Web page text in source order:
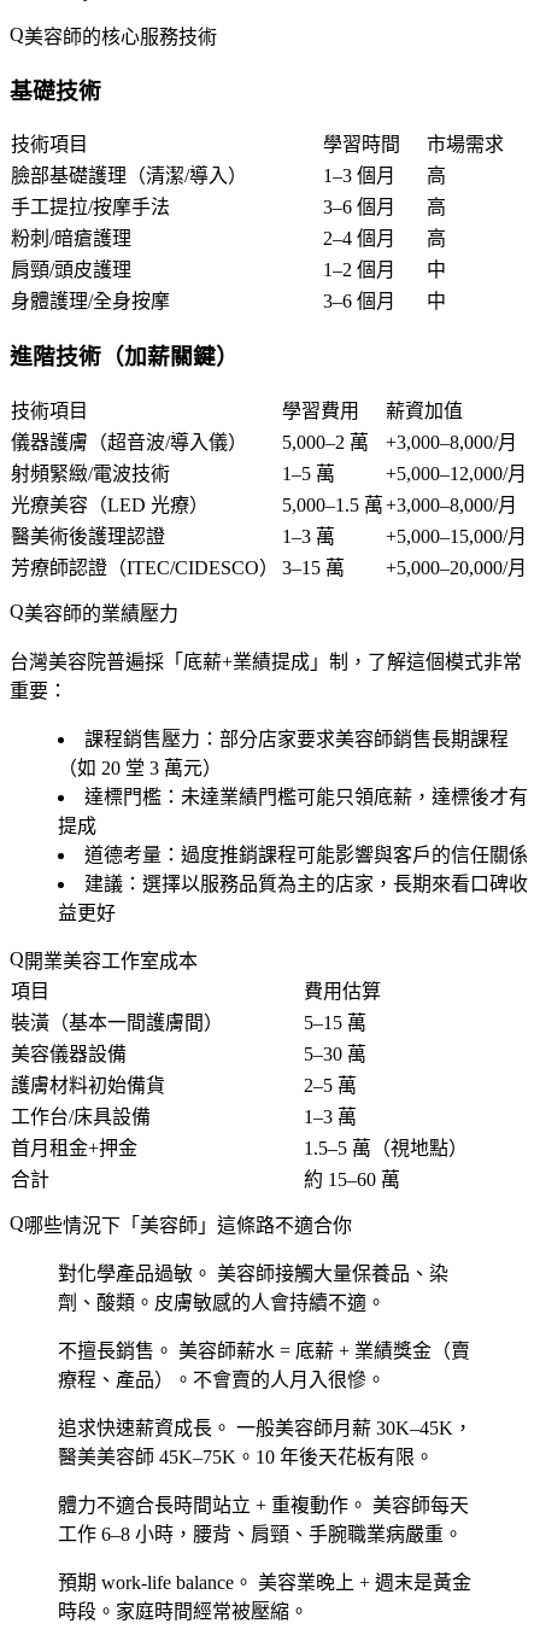
美容師的核心服務技術
基礎技術
技術項目 學習時間
市場需求
臉部基礎護理（清潔/導入）
1–3 個月
高
手工提拉/按摩手法
3–6 個月
高
粉刺/暗瘡護理
2–4 個月
高
肩頸/頭皮護理
1–2 個月
中
身體護理/全身按摩
3–6 個月 中
進階技術（加薪關鍵）
技術項目 學習費用
薪資加值
儀器護膚（超音波/導入儀）
5,000–2 萬
+3,000–8,000/月
射頻緊緻/電波技術
1–5 萬
+5,000–12,000/月
光療美容（LED 光療）
5,000–1.5 萬+3,000–8,000/月
醫美術後護理認證
1–3 萬
+5,000–15,000/月
芳療師認證（ITEC/CIDESCO）
3–15 萬 +5,000–20,000/月
美容師的業績壓力
台灣美容院普遍採「底薪+業績提成」制，了解這個模式非常
重要：
課程銷售壓力 ：部分店家要求美容師銷售長期課程
（如 20 堂 3 萬元）
達標門檻 ：未達業績門檻可能只領底薪，達標後才有
提成
道德考量 ：過度推銷課程可能影響與客戶的信任關係
建議 ：選擇以服務品質為主的店家，長期來看口碑收
益更好
開業美容工作室成本
項目
費用估算
裝潢（基本一間護膚間）
5–15 萬
美容儀器設備
5–30 萬
護膚材料初始備貨
2–5 萬
工作台/床具設備
1–3 萬
首月租金+押金
1.5–5 萬（視地點）
合計
約 15–60 萬
哪些情況下「美容師」這條路不適合你
對化學產品過敏。 美容師接觸大量保養品、染
劑、酸類。皮膚敏感的人會持續不適。
不擅長銷售。 美容師薪水 = 底薪 + 業績獎金（賣
療程、產品）。不會賣的人月入很慘。
追求快速薪資成長。 一般美容師月薪 30K–45K，
醫美美容師 45K–75K。10 年後天花板有限。
體力不適合長時間站立 + 重複動作。 美容師每天
工作 6–8 小時，腰背、肩頸、手腕職業病嚴重。
預期 work-life balance。 美容業晚上 + 週末是黃金
時段。家庭時間經常被壓縮。